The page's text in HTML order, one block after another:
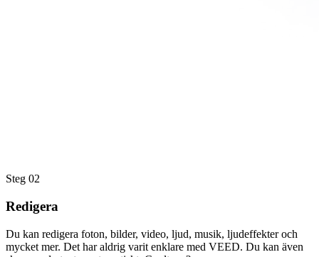
Steg 02
Redigera
Du kan redigera foton, bilder, video, ljud, musik, ljudeffekter och
mycket mer. Det har aldrig varit enklare med VEED. Du kan även